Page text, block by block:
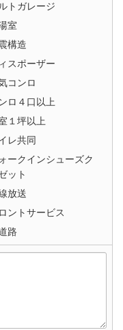
トガレージ
室
構造
スポーザー
コンロ
ロ４口以上
１坪以上
レ共同
ークインシューズク
ット
放送
ントサービス
路